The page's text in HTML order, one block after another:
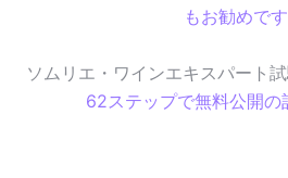
もお勧めで
ソムリエ・ワインエキスパート
62ステップで無料公開